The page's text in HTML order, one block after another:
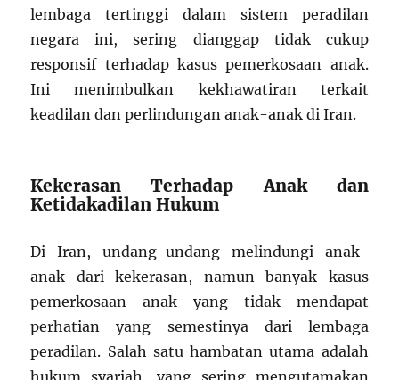
lembaga tertinggi dalam sistem peradilan
negara ini, sering dianggap tidak cukup
responsif terhadap kasus pemerkosaan anak.
Ini menimbulkan kekhawatiran terkait
keadilan dan perlindungan anak-anak di Iran.
Kekerasan Terhadap Anak dan
Ketidakadilan Hukum
Di Iran, undang-undang melindungi anak-
anak dari kekerasan, namun banyak kasus
pemerkosaan anak yang tidak mendapat
perhatian yang semestinya dari lembaga
peradilan. Salah satu hambatan utama adalah